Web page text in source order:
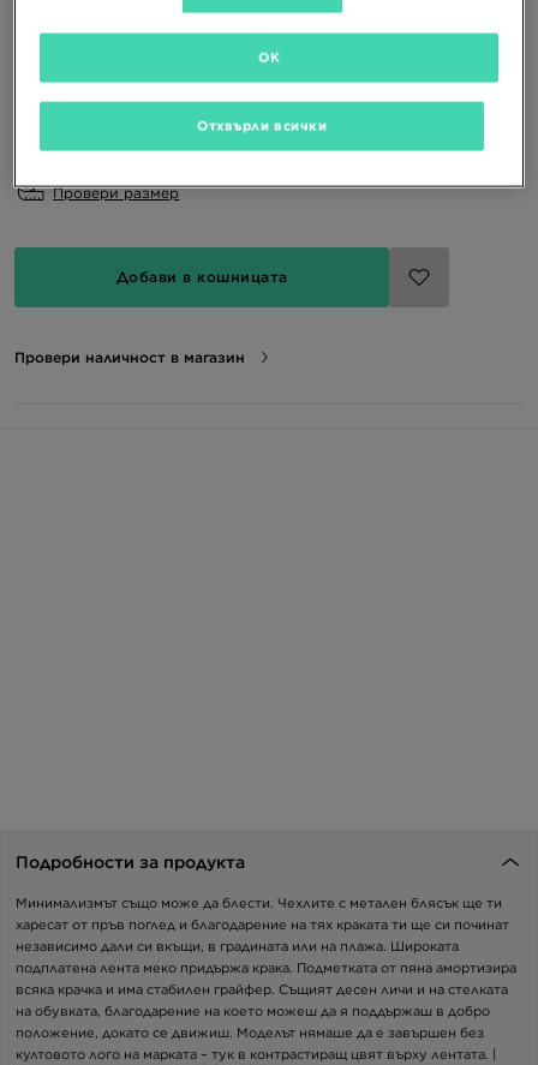
39
Провери размер
Добави в кошницата
Провери наличност в магазин
Подробности за продукта
Минимализмът също може да блести. Чехлите с метален блясък ще ти
харесат от пръв поглед и благодарение на тях краката ти ще си починат
независимо дали си вкъщи, в градината или на плажа. Широката
подплатена лента меко придържа крака. Подметката от пяна амортизира
всяка крачка и има стабилен грайфер. Същият десен личи и на стелката
на обувката, благодарение на което можеш да я поддържаш в добро
положение, докато се движиш. Моделът нямаше да е завършен без
култовото лого на марката – тук в контрастиращ цвят върху лентата. |
Отхвърли всички
OK